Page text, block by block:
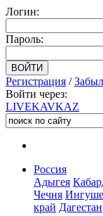
Логин:
Пароль:
Регистрация /
Войти через:
LIVEKAVKAZ
Россия
Адыгея
Чечня
край Дагестан